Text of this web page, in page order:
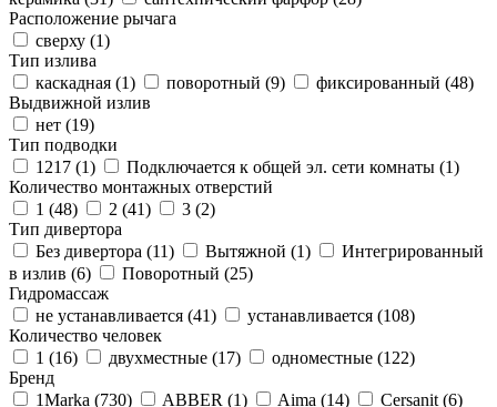
Расположение рычага
сверху (1)
Тип излива
каскадная (1) поворотный (9) фиксированный (48)
Выдвижной излив
нет (19)
Тип подводки
1217 (1) Подключается к общей эл. сети комнаты (1)
Количество монтажных отверстий
1 (48) 2 (41) 3 (2)
Тип дивертора
Без дивертора (11) Вытяжной (1)
Интегрированный
в излив (6) Поворотный (25)
Гидромассаж
не устанавливается (41) устанавливается (108)
Количество человек
1 (16) двухместные (17) одноместные (122)
Бренд
1Marka (730) ABBER (1) Aima (14) Cersanit (6)